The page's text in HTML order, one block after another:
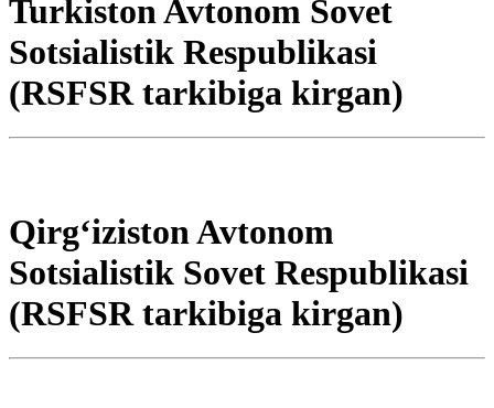
Turkiston Avtonom Sovet
Sotsialistik Respublikasi
(RSFSR tarkibiga kirgan)
Qirgʻiziston Avtonom
Sotsialistik Sovet Respublikasi
(RSFSR tarkibiga kirgan)